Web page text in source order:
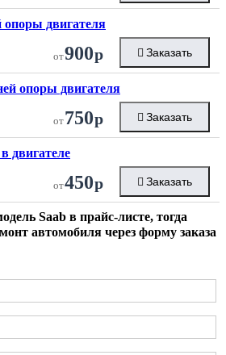
опоры двигателя
от900р Заказать
опоры двигателя
от750р Заказать
двигателе
от450р Заказать
Saab в прайс-листе, тогда
автомобиля через форму заказа